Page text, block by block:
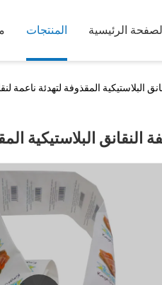
الرئيسية المنتجات
البلاستيكية المقذوفة لتهدئة ناعمة
النقانق البلاستيكية